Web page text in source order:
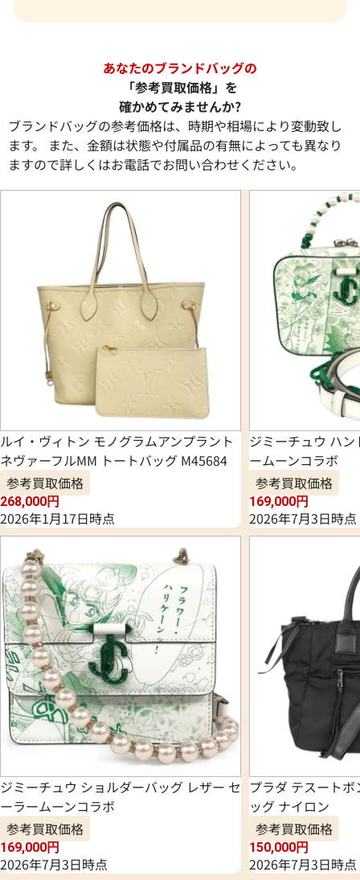
あなたのブランドバッグの
「参考買取価格」を
確かめてみませんか?
ブランドバッグの参考価格は、時期や相場により変動致し
ます。 また、金額は状態や付属品の有無によっても異なり
ますので詳しくはお電話でお問い合わせください。
ルイ・ヴィトン モノグラムアンプラント
ネヴァーフルMM トートバッグ M45684
参考買取価格
268,000円
2026年1月17日時点
ジミーチュウ ハ
ームーンコラボ
参考買取価格
169,000円
2026年7月3日時点
ジミーチュウ ショルダーバッグ レザー セ
ーラームーンコラボ
参考買取価格
169,000円
2026年7月3日時点
プラダ テスート
ッグ ナイロン
参考買取価格
150,000円
2026年7月3日時点